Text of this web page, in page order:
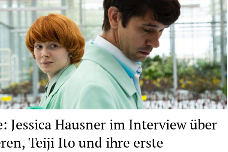
Jessica Hausner im Interview über
Teiji Ito und ihre erste